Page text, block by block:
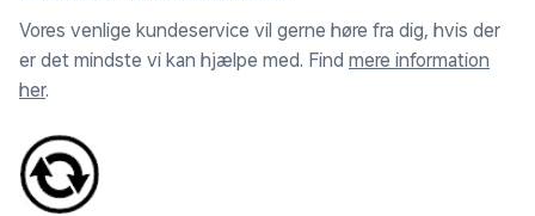
Vores venlige kundeservice vil gerne høre fra dig, hvis der
er det mindste vi kan hjælpe med. Find mere information
her.